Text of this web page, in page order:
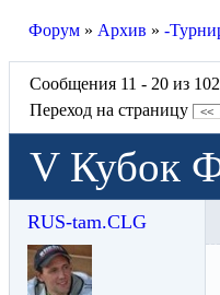
Форум » Архив » -
Сообщения 11 - 20 из 102
Переход на страницу
<<
V Кубок
RUS-tam.CLG